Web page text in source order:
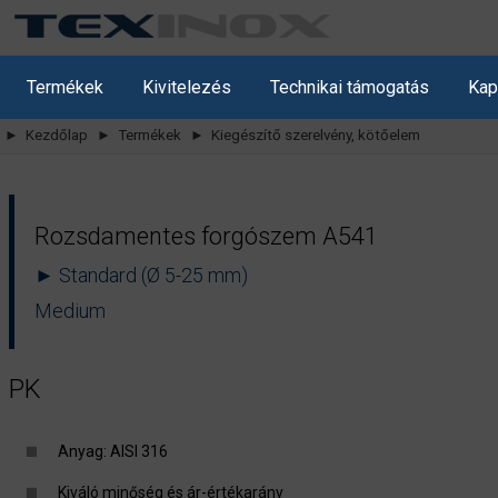
Termékek Kivitelezés Technikai támogatás
► Kezdőlap ► Termékek ► Kiegészítő szerelvény, kötőelem
Rozsdamentes forgószem A541
► Standard (Ø 5-25 mm)
Medium
PK
Anyag: AISI 316
Kiváló minőség és ár-értékarány